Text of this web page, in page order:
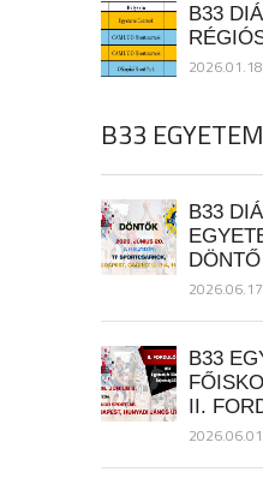
B33
B33
B33
DÖNTŐ
B33
II.